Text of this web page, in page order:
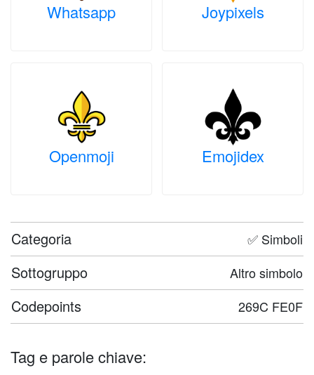
Whatsapp Joypixels
Openmoji Emojidex
Categoria ✅ Simboli
Sottogruppo Altro simbolo
Codepoints 269C FE0F
Tag e parole chiave: